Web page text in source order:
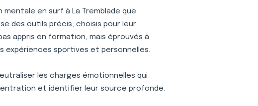
mentale en surf à La Tremblade que
des outils précis, choisis pour leur
appris en formation, mais éprouvés à
expériences sportives et personnelles.
les charges émotionnelles qui
et identifier leur source profonde.